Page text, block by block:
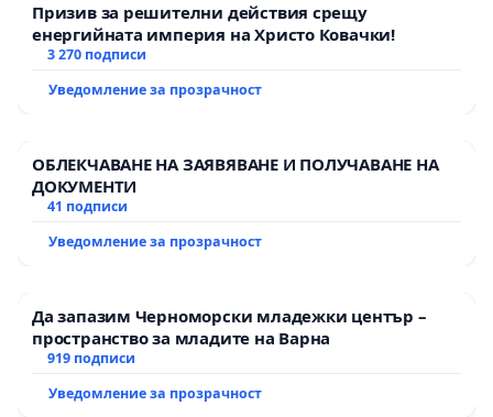
Призив за решителни действия срещу
енергийната империя на Христо Ковачки!
3 270 подписи
Уведомление за прозрачност
ОБЛЕКЧАВАНЕ НА ЗАЯВЯВАНЕ И ПОЛУЧАВАНЕ НА
ДОКУМЕНТИ
41 подписи
Уведомление за прозрачност
Да запазим Черноморски младежки център –
пространство за младите на Варна
919 подписи
Уведомление за прозрачност